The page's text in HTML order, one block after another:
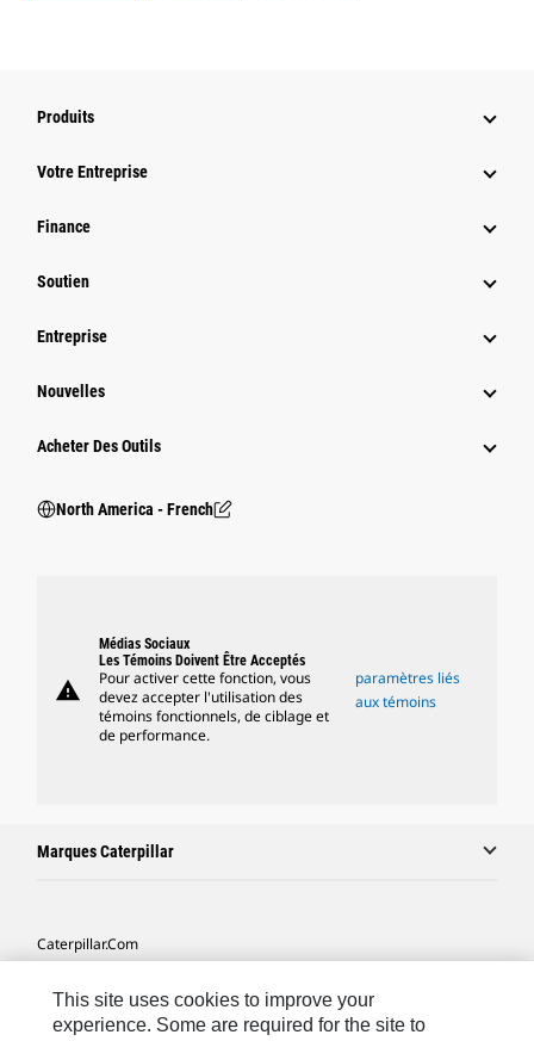
Produits
Votre Entreprise
Finance
Soutien
Entreprise
Nouvelles
Acheter Des Outils
North America - French
warning
Médias Sociaux
Les Témoins Doivent Être Acceptés
Pour activer cette fonction, vous
devez accepter l'utilisation des
témoins fonctionnels, de ciblage et
de performance.
paramètres liés
aux témoins
Marques Caterpillar
Caterpillar.com
Mes Préférences Marketing
This site uses cookies to improve your
experience. Some are required for the site to